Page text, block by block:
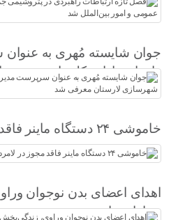
شد
جوان شایسته مُهری به
راهداری اداره کل راه و
شد
خاموشی ۲۴ دستگاه ماینر فاقد مجوز در لامرد
اهدای اعضای بدن نوجوان
بیماران نیازمند شد